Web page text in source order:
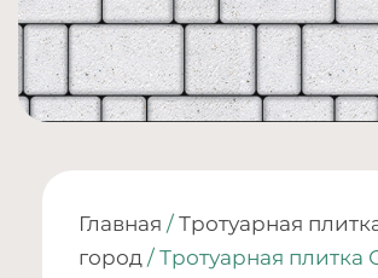
Главная / Тротуарная
город / Тротуарная плитка